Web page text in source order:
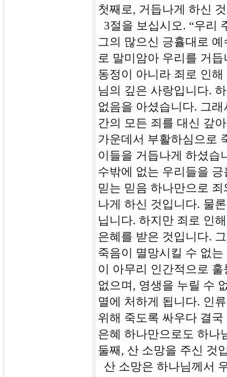
첫째로, 거듭나게 하신
3절을 보십시오. “우리
그의 많으신 긍휼대로
로 말미암아 우리를 거
동정이 아니라 죄로 인
님의 깊은 사랑입니다.
없음을 아셨습니다. 그
간의 모든 죄를 대신 갚
가운데서 부활하심으로
이들을 거듭나게 하셨습
수밖에 없는 우리들을
믿는 믿음 하나만으로
나게 하신 것입니다. 물
닙니다. 하지만 죄로 인
은혜를 받은 것입니다.
죽음이 멸망시킬 수 없
이 아무리 인간적으로
없으며, 영생을 누릴 수
멸에 처하게 됩니다. 인
위해 죽도록 싸우다 결
은혜 하나만으로도 하나
둘째, 산 소망을 주신 것
산 소망은 하나님께서